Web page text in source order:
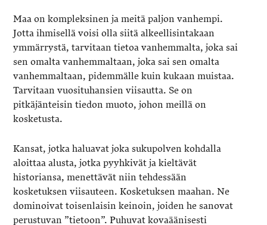
Maa on kompleksinen ja meitä paljon vanhempi.
Jotta ihmisellä voisi olla siitä alkeellisintakaan
ymmärrystä, tarvitaan tietoa vanhemmalta, joka sai
sen omalta vanhemmaltaan, joka sai sen omalta
vanhemmaltaan, pidemmälle kuin kukaan muistaa.
Tarvitaan vuosituhansien viisautta. Se on
pitkäjänteisin tiedon muoto, johon meillä on
kosketusta.
Kansat, jotka haluavat joka sukupolven kohdalla
aloittaa alusta, jotka pyyhkivät ja kieltävät
historiansa, menettävät niin tehdessään
kosketuksen viisauteen. Kosketuksen maahan. Ne
dominoivat toisenlaisin keinoin, joiden he sanovat
perustuvan ”tietoon”. Puhuvat kovaäänisesti